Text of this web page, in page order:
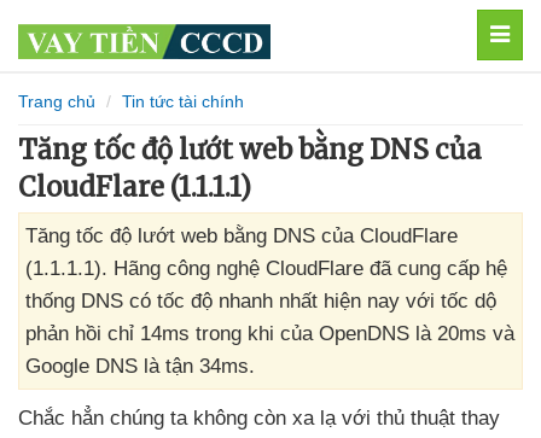
Trang chủ Tin tức tài chính
Tăng tốc độ lướt web bằng DNS của
CloudFlare (1.1.1.1)
Tăng tốc độ lướt web bằng DNS của CloudFlare
(1.1.1.1). Hãng công nghệ CloudFlare đã cung cấp hệ
thống DNS có tốc độ nhanh nhất hiện nay với tốc dộ
phản hồi chỉ 14ms trong khi của OpenDNS là 20ms và
Google DNS là tận 34ms.
Chắc hẳn chúng ta không còn xa lạ với thủ thuật thay